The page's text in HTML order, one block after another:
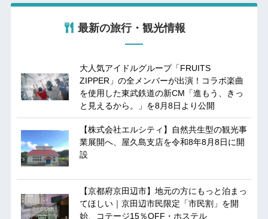
最新の旅行・観光情報
大人気アイドルグループ「FRUITS
ZIPPER」の全メンバーが出演！コラボ楽曲
を使用した東武鉄道の新CM「進もう、きっ
と見えるから。」を8月8日より公開
【株式会社エルシティ】自然共生型の観光事
業展開へ、屋久島支店を令和8年8月8日に開
設
【京都府京田辺市】地元の方にもっと泊まっ
てほしい｜京田辺市民限定「市民割」を開
始、コテージ15％OFF・ホステル